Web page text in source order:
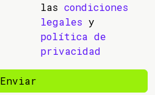
las condiciones
legales y
política de
privacidad
Enviar